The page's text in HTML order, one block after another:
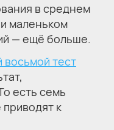
в среднем
маленьком
— ещё больше.
восьмой тест
есть семь
к